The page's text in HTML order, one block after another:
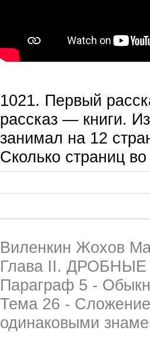
1021. Первый
рассказ — книги.
занимал на 12
Сколько страниц во
Виленкин Жохов
Глава II.
Параграф 5 -
Тема 26 -
одинаковыми